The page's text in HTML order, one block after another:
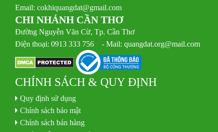
Email:cokhiquangdat@gmail.com
CHI NHÁNH CẦN THƠ
Đường Nguyễn Văn Cừ, Tp. Cần Thơ
Điện thoại: 0913 333 756 - Mail: quangdat.org@mail.com
CHÍNH SÁCH & QUY ĐỊNH
Quy định sử dụng
Chính sách bảo mật
Chính sách bán hàng